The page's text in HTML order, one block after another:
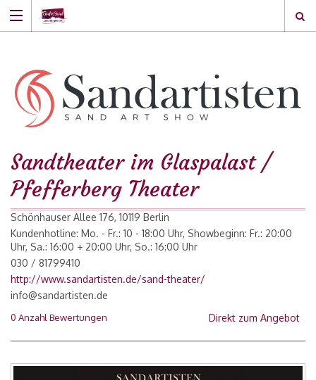
Sandtheater im Glaspalast /
Pfefferberg Theater
Schönhauser Allee 176, 10119 Berlin
Kundenhotline: Mo. - Fr.: 10 - 18:00 Uhr, Showbeginn: Fr.: 20:00
Uhr, Sa.: 16:00 + 20:00 Uhr, So.: 16:00 Uhr
030 / 81799410
http://www.sandartisten.de/sand-theater/
info@sandartisten.de
0 Anzahl Bewertungen Direkt zum Angebot